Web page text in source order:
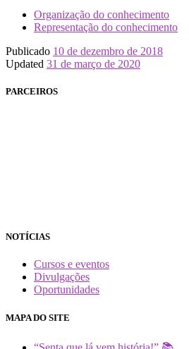
Organização do conhecimento
Representação do conhecimento
Publicado 10 de dezembro de 2018
Updated 31 de março de 2020
PARCEIROS
NOTÍCIAS
Cursos e eventos
Divulgações
Oportunidades
MAPA DO SITE